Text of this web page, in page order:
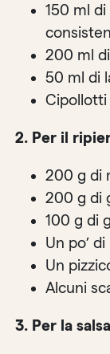
150 ml
200 ml
50 ml di
2. Per il
200 g di
200 g di
100 g di
Un po’
Un
Alcuni
3. Per la